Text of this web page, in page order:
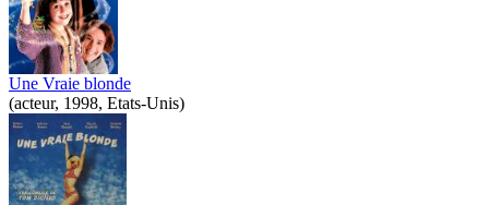
Une Vraie blonde
(acteur, 1998, Etats-Unis)